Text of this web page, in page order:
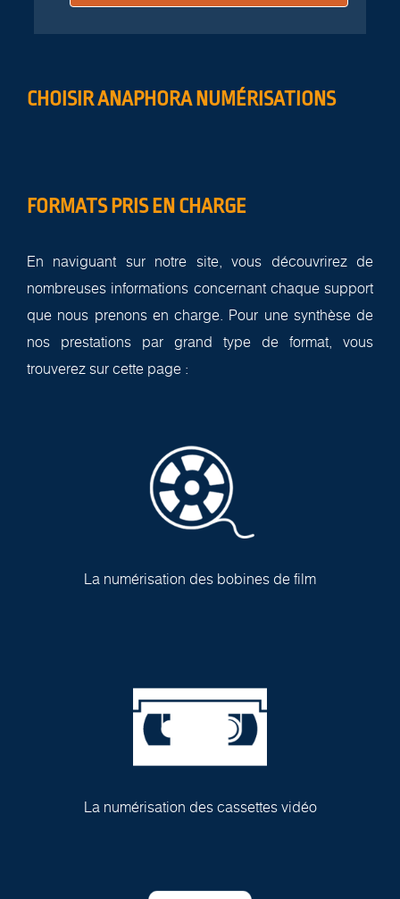
CHOISIR ANAPHORA NUMÉRISATIONS
FORMATS PRIS EN CHARGE
En naviguant sur notre site, vous découvrirez de
nombreuses informations concernant chaque support
que nous prenons en charge. Pour une synthèse de
nos prestations par grand type de format, vous
trouverez sur cette page :
La numérisation des bobines de film
La numérisation des cassettes vidéo